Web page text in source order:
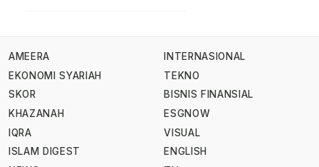
AMEERA
EKONOMI SYARIAH
SKOR
KHAZANAH
IQRA
ISLAM DIGEST
INTERNASIONAL
TEKNO
BISNIS FINANSIAL
ESGNOW
VISUAL
ENGLISH